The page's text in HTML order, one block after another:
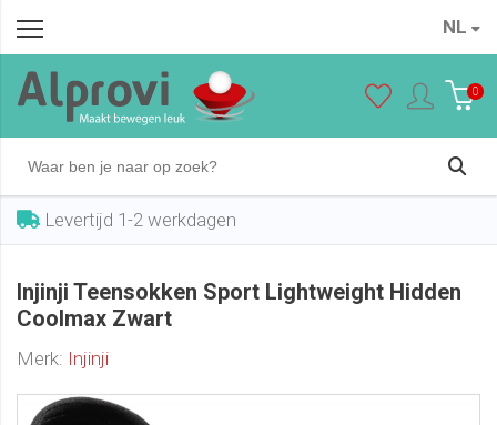
NL
0
Levertijd 1-2 werkdagen
Injinji Teensokken Sport Lightweight Hidden
Coolmax Zwart
Merk: Injinji
€ 13,40